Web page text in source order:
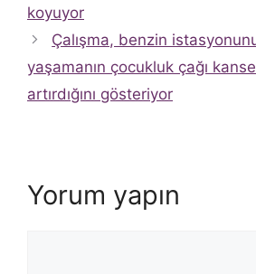
koyuyor
Çalışma, benzin
yaşamanın çocukluk çağı
artırdığını gösteriyor
Yorum yapın